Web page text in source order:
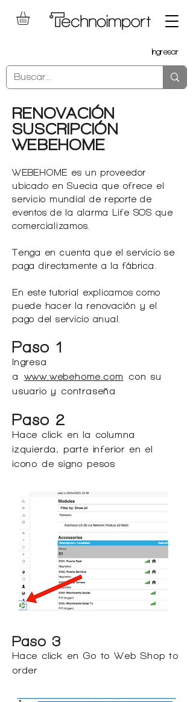
Ingresar
RENOVACIÓN
SUSCRIPCIÓN
WEBEHOME
WEBEHOME es un proveedor
ubicado en Suecia que ofrece el
servicio mundial de reporte de
eventos de la alarma Life SOS que
comercializamos.
Tenga en cuenta que el servicio se
paga directamente a la fábrica.
En este tutorial explicamos como
puede hacer la renovación y el
pago del servicio anual.
Paso 1
Ingresa
a www.webehome.com con su
usuario y contraseña
Paso 2
Hace click en la columna
izquierda, parte inferior en el
icono de signo pesos
Paso 3
Hace click en Go to Web Shop to
order